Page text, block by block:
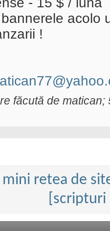
acolo
!
făcută de
mini retea de